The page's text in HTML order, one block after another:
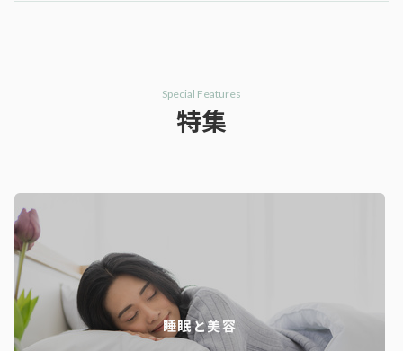
Special Features
特集
睡眠と美容